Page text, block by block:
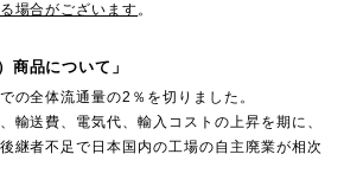
場合がございます。
商品について」
の全体流通量の2％を切りました。
輸送費、電気代、輸入コストの上昇を期に、
継者不足で日本国内の工場の自主廃業が相次